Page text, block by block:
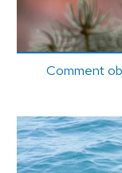
Comment